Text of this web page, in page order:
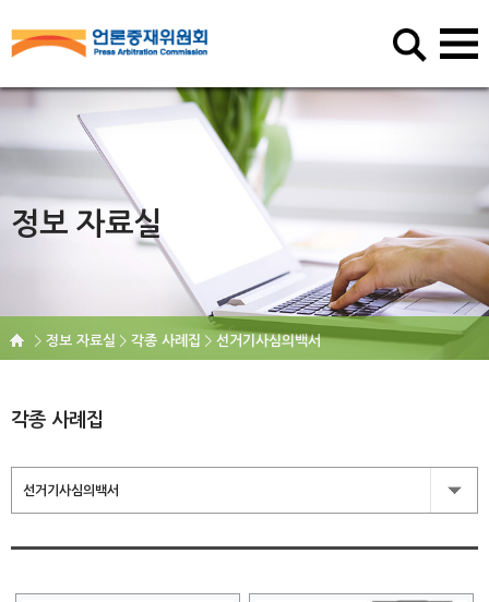
정보 자료실
정보 자료실 각종 사례집 선거기사심의백서
각종 사례집
선거기사심의백서